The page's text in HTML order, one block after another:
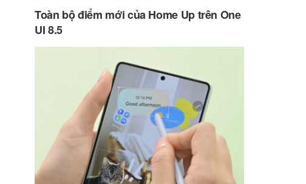
Toàn bộ điểm mới của Home Up trên One
UI 8.5